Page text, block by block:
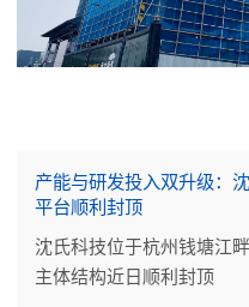
产能与研发投入双升级：
平台顺利封顶
沈氏科技位于杭州钱塘江
主体结构近日顺利封顶